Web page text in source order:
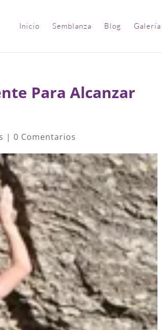
Inicio Semblanza Blog Galería
Para Alcanzar
| 0 Comentarios